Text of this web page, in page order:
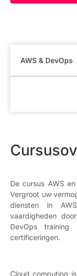
AWS & DevOps
De cursus AWS
Vergroot uw
diensten in
vaardigheden
DevOps
certificeringen.
Cloud computing